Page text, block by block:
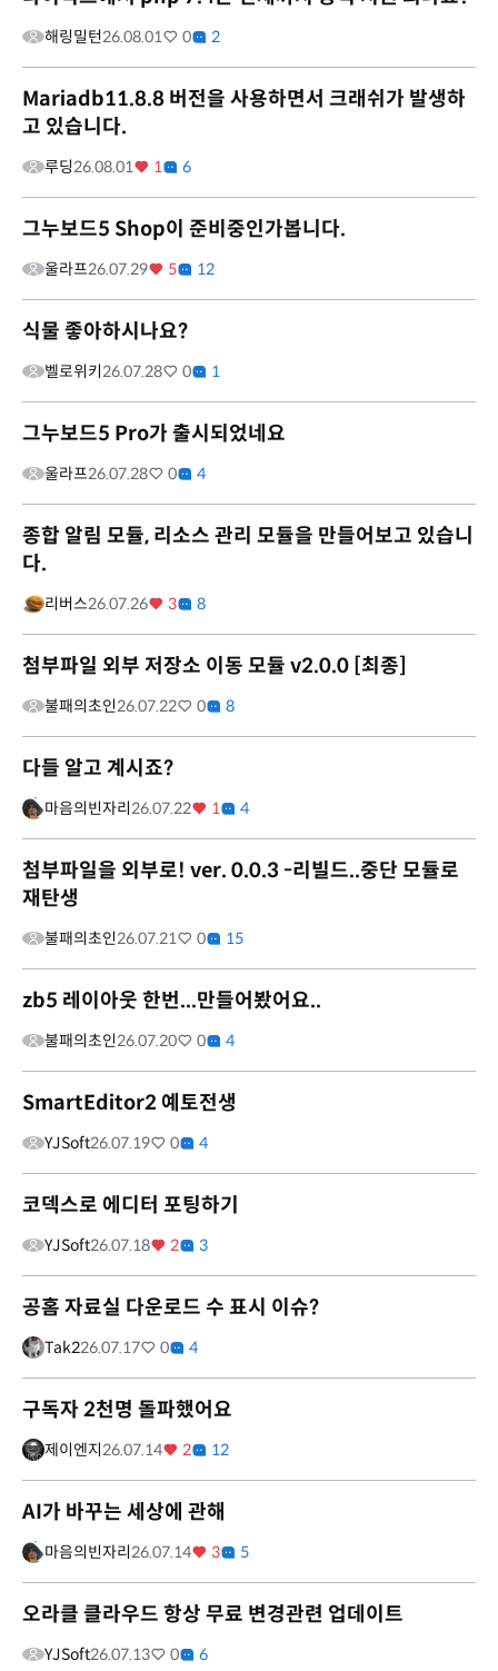
해링밀턴26.08.01 0 2
Mariadb11.8.8 버전을 사용하면서 크래쉬가 발생하
고 있습니다.
루딩26.08.01 1 6
그누보드5 Shop이 준비중인가봅니다.
울라프26.07.29 5 12
식물 좋아하시나요?
벨로위키26.07.28 0 1
그누보드5 Pro가 출시되었네요
울라프26.07.28 0 4
종합 알림 모듈, 리소스 관리 모듈을 만들어보고 있습니
다.
리버스26.07.26 3 8
첨부파일 외부 저장소 이동 모듈 v2.0.0 [최종]
불패의초인26.07.22 0 8
다들 알고 계시죠?
마음의빈자리26.07.22 1 4
첨부파일을 외부로! ver. 0.0.3 -리빌드..중단 모듈로
재탄생
불패의초인26.07.21 0 15
zb5 레이아웃 한번...만들어봤어요..
불패의초인26.07.20 0 4
SmartEditor2 예토전생
YJSoft26.07.19 0 4
코덱스로 에디터 포팅하기
YJSoft26.07.18 2 3
공홈 자료실 다운로드 수 표시 이슈?
Tak226.07.17 0 4
구독자 2천명 돌파했어요
제이엔지26.07.14 2 12
AI가 바꾸는 세상에 관해
마음의빈자리26.07.14 3 5
오라클 클라우드 항상 무료 변경관련 업데이트
YJSoft26.07.13 0 6